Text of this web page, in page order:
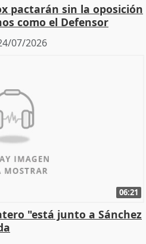
pactarán sin la oposición
como el Defensor
07/2026
06:21
"está junto a Sánchez